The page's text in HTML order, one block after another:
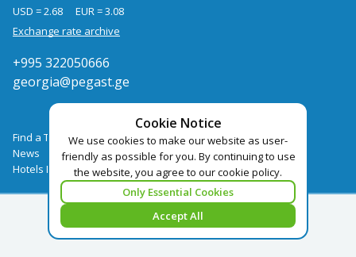
Cookie Notice
We use cookies to make our website as user-
friendly as possible for you. By continuing to use
the website, you agree to our cookie policy.
Only Essential Cookies
Accept All
USD = 2.68
EUR = 3.08
Exchange rate archive
+995 322050666
georgia@pegast.ge
Find a Tour
News
Hotels Booking